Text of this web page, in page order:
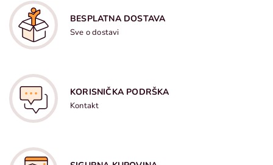
BESPLATNA DOSTAVA
Sve o dostavi
KORISNIČKA PODRŠKA
Kontakt